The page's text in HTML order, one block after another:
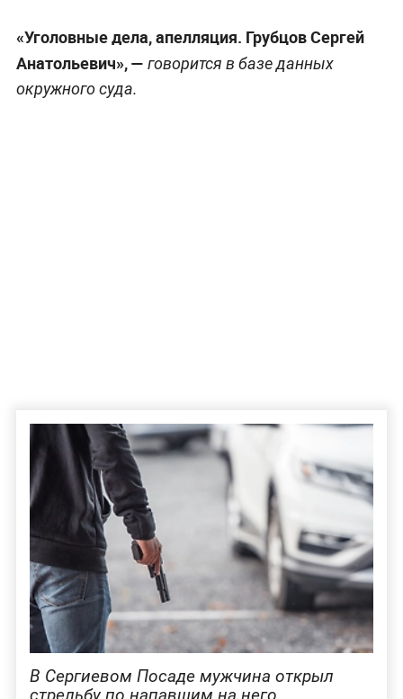
«Уголовные дела, апелляция. Грубцов Сергей
Анатольевич», — говорится в базе данных
окружного суда.
В Сергиевом Посаде мужчина открыл